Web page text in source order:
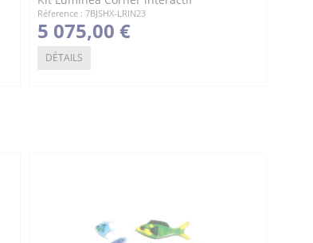
Réference : 7BJSHX-LRIN23
5 075,00 €
DÉTAILS